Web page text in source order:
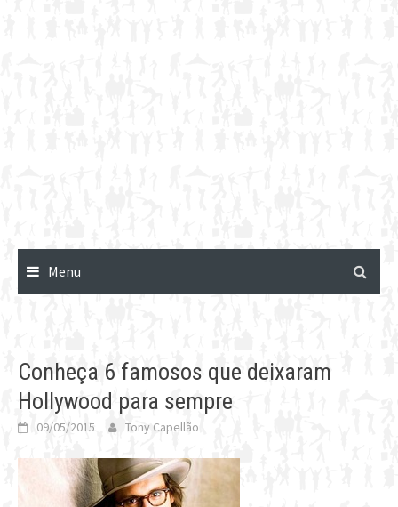
Menu
Conheça 6 famosos que deixaram
Hollywood para sempre
09/05/2015 Tony Capellão